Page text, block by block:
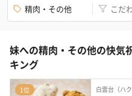
精肉・その他 こだ
妹への精肉・その他の快気
キング
1位 白雲台（ハク